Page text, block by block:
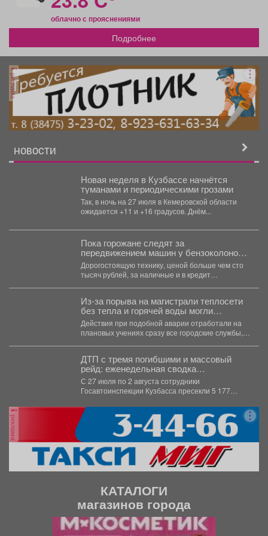
облачно с прояснениями
Подробнее
реклама
НОВОСТИ
Новая неделя в Кузбассе начнётся
туманами и периодическими грозами
Так, в ночь на 27 июля в Кемеровской области
ожидается +11 и +16 градусов. Днём...
Пока горожане следят за
передвижением машин у бензоколонок,
прямо под шумок разворачивается
другая торговля.
Дорогостоящую технику, ценой больше чем сто
тысяч рублей, за наличные и в кредит
Из-за порыва на магистрали теплосети
без тепла и горячей воды могли
остаться почти 30 тысяч жителей
Междуреченска.
Действия при подобной аварии отработали на
плановых учениях сразу все городские службы,
ДТП с тремя погибшими и массовый
рейд: еженедельная сводка
Госавтоинспекции Кузбасса
С 27 июля по 2 августа сотрудники
Госавтоинспекции Кузбасса пресекли 5 177
реклама
КАТАЛОГИ
магазинов города